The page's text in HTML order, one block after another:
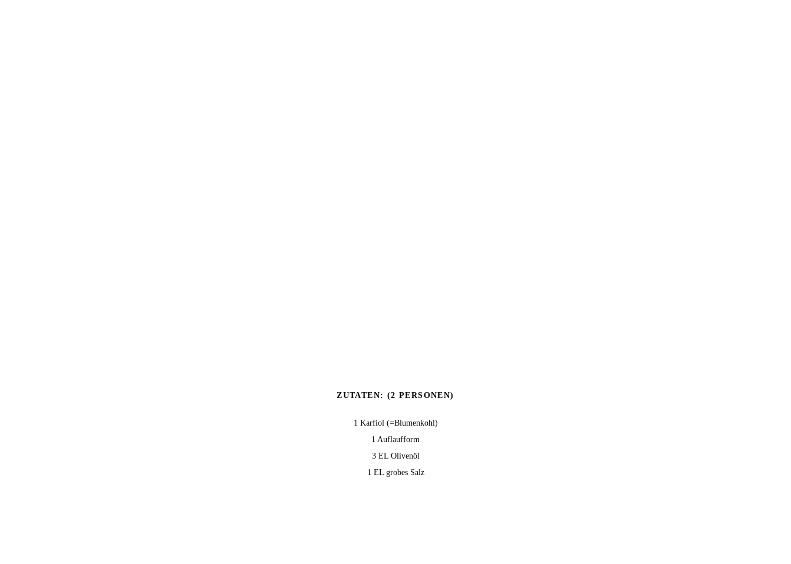
ZUTATEN: (2 PERSONEN)
1 Karfiol (=Blumenkohl)
1 Auflaufform
3 EL Olivenöl
1 EL grobes Salz